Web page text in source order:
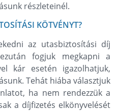
részleteinél.
KÖTVÉNYT?
az utasbiztosítási díj
fogjuk megkapni a
kár esetén igazolhatjuk,
Tehát hiába választjuk
ha nem rendezzük a
a díjfizetés elkönyvelését